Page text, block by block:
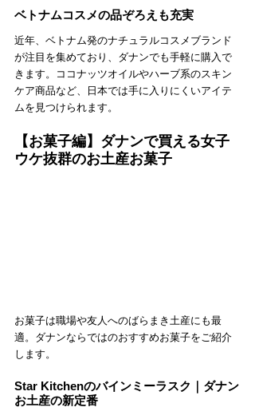
ベトナムコスメの品ぞろえも充実
近年、ベトナム発のナチュラルコスメブランド
が注目を集めており、ダナンでも手軽に購入で
きます。ココナッツオイルやハーブ系のスキン
ケア商品など、日本では手に入りにくいアイテ
ムを見つけられます。
【お菓子編】ダナンで買える女子
ウケ抜群のお土産お菓子
お菓子は職場や友人へのばらまき土産にも最
適。ダナンならではのおすすめお菓子をご紹介
します。
Star Kitchenのバインミーラスク｜ダナン
お土産の新定番